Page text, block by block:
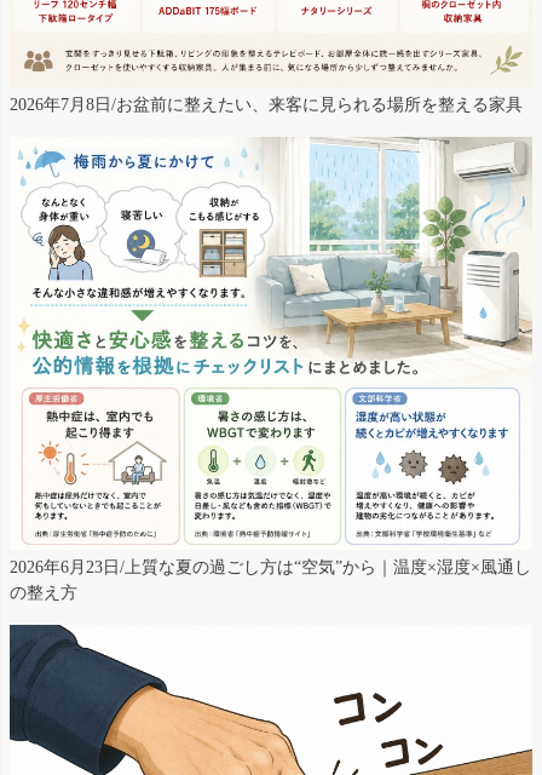
2026年7月8日/お盆前に整えたい、来客に見られる場所を整える家具
2026年6月23日/上質な夏の過ごし方は“空気”から｜温度×湿度×風通し
の整え方